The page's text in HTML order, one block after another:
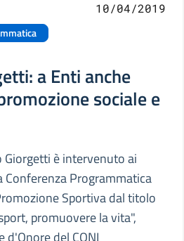
10/04/2019
a Enti anche
sociale e
Giorgetti è intervenuto ai
Conferenza Programmatica
Sportiva dal titolo
promuovere la vita",
d'Onore del CONI